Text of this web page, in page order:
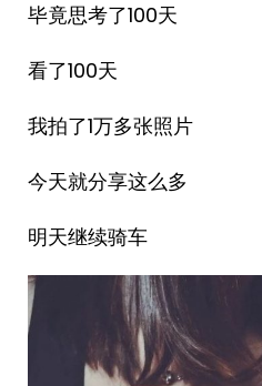
毕竟思考了100天
看了100天
我拍了1万多张照片
今天就分享这么多
明天继续骑车